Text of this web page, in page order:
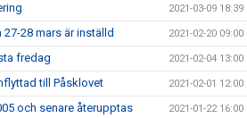
2021-03-09 18:39
28 mars är inställd 2021-02-20 09:00
fredag 2021-02-04 13:00
till Påsklovet 2021-02-01 12:00
och senare återupptas 2021-01-22 16:00